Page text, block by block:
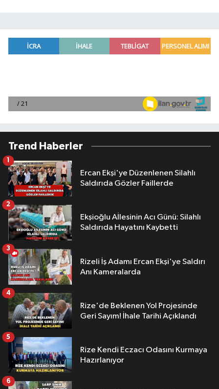
Trend Haberler
Ercan Ekşi'ye Düzenlenen Silahlı
Saldırıda Gözler Faillerde
1
Ekşioğlu Aİlesinin Acı Günü: Silahlı
Saldırıda Hayatını Kaybetti
2
Rizeli İş Adamı Ercan Ekşi'ye Saldırı
Anı Kameralarda
3
Rize'de Beklenen Yol Projesinde
Geri Sayım! İhale Tarihi Açıklandı
4
Rize Kendi Eczacı Odasını Kurmaya
Hazırlanıyor
5
6